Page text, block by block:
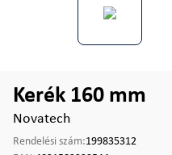
Kerék 160 mm
Novatech
Rendelési szám:199835312